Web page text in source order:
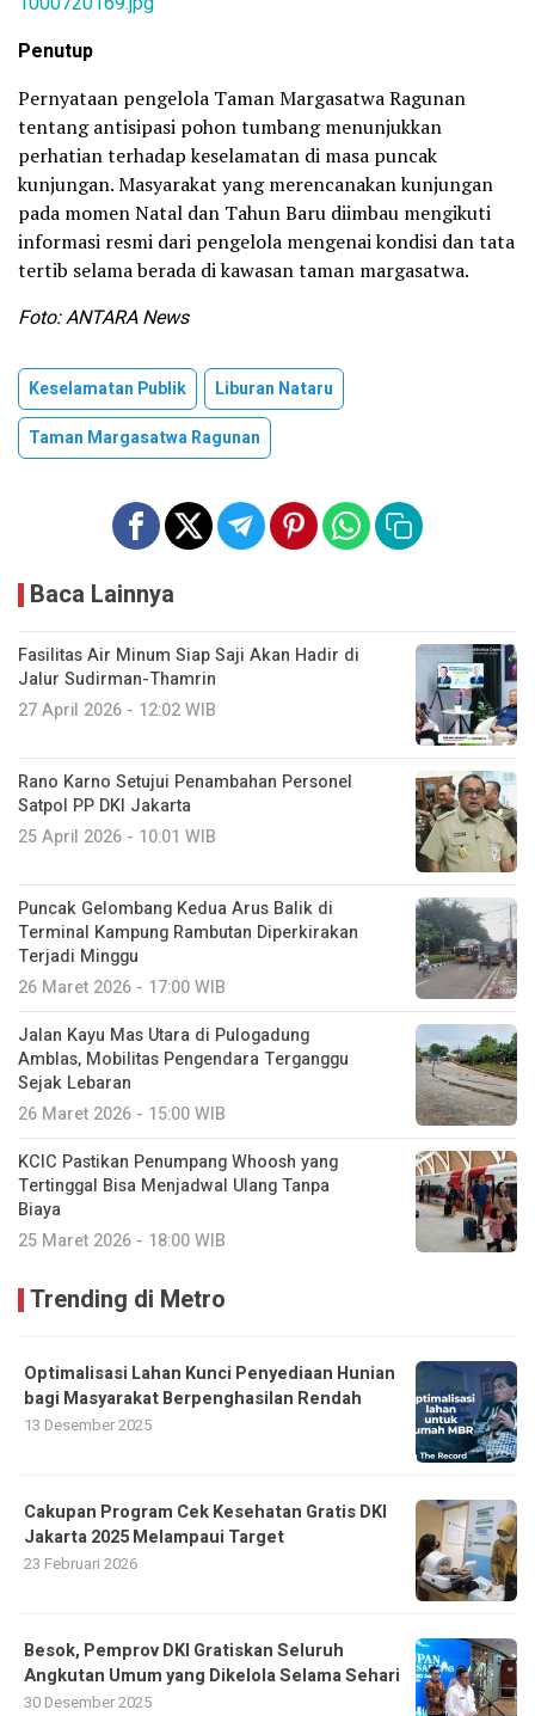
Penutup
Pernyataan pengelola Taman Margasatwa Ragunan
tentang antisipasi pohon tumbang menunjukkan
perhatian terhadap keselamatan di masa puncak
kunjungan. Masyarakat yang merencanakan kunjungan
pada momen Natal dan Tahun Baru diimbau mengikuti
informasi resmi dari pengelola mengenai kondisi dan tata
tertib selama berada di kawasan taman margasatwa.
Foto: ANTARA News
Keselamatan Publik
Liburan Nataru
Taman Margasatwa Ragunan
Baca Lainnya
Fasilitas Air Minum Siap Saji Akan Hadir di
Jalur Sudirman-Thamrin
27 April 2026 - 12:02 WIB
Rano Karno Setujui Penambahan Personel
Satpol PP DKI Jakarta
25 April 2026 - 10:01 WIB
Puncak Gelombang Kedua Arus Balik di
Terminal Kampung Rambutan Diperkirakan
Terjadi Minggu
26 Maret 2026 - 17:00 WIB
Jalan Kayu Mas Utara di Pulogadung
Amblas, Mobilitas Pengendara Terganggu
Sejak Lebaran
26 Maret 2026 - 15:00 WIB
KCIC Pastikan Penumpang Whoosh yang
Tertinggal Bisa Menjadwal Ulang Tanpa
Biaya
25 Maret 2026 - 18:00 WIB
Trending di Metro
Optimalisasi Lahan Kunci Penyediaan Hunian
bagi Masyarakat Berpenghasilan Rendah
13 Desember 2025
Cakupan Program Cek Kesehatan Gratis DKI
Jakarta 2025 Melampaui Target
23 Februari 2026
Besok, Pemprov DKI Gratiskan Seluruh
Angkutan Umum yang Dikelola Selama Sehari
30 Desember 2025